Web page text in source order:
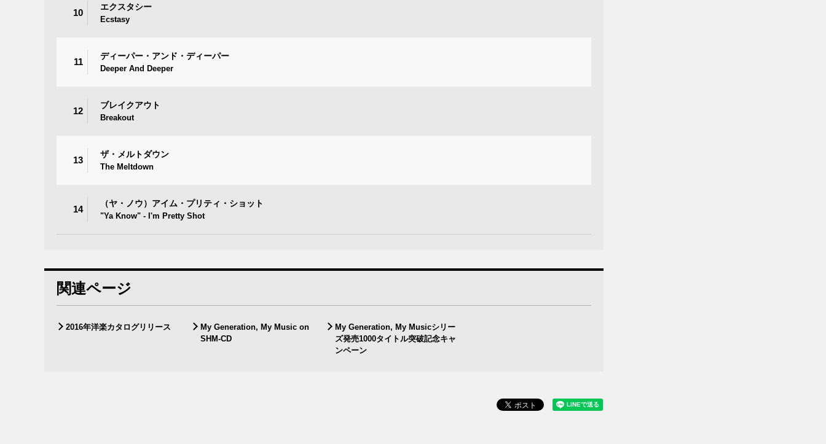
10
エクスタシー
Ecstasy
11
ディーパー・アンド・ディーパー
Deeper And Deeper
12
ブレイクアウト
Breakout
13
ザ・メルトダウン
The Meltdown
14
（ヤ・ノウ）アイム・プリティ・ショット
"Ya Know" - I'm Pretty Shot
関連ページ
2016年洋楽カタログリリース
My Generation, My Music on
SHM-CD
My Generation, My Musicシリー
ズ発売1000タイトル突破記念キャ
ンペーン